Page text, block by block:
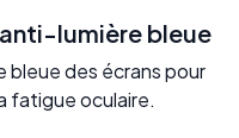
lumière bleue
bleue des écrans pour
fatigue oculaire.